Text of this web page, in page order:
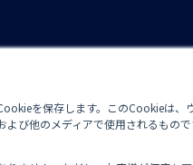
を保存します。このCookieは
び他のメディアで使用されるもの